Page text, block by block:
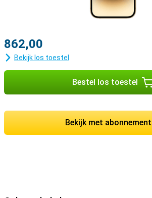
862,00
Bekijk los toestel
Bestel los toestel
Bekijk met abonnement